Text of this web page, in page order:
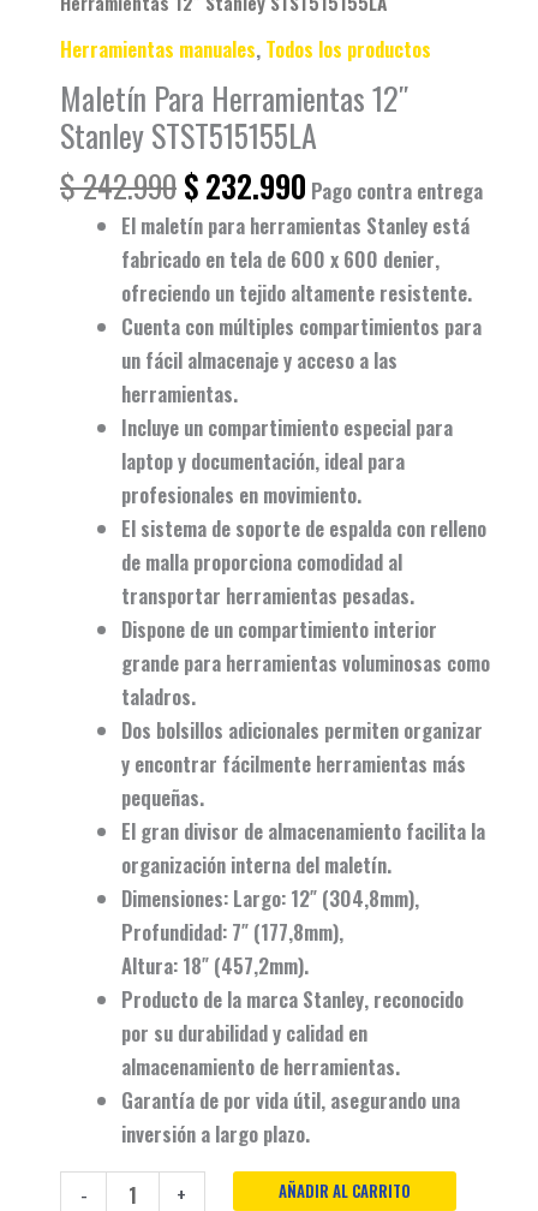
Herramientas manuales, Todos los productos
Maletín Para Herramientas 12″
Stanley STST515155LA
$242.990$232.990 Pago contra entrega
El maletín para herramientas Stanley está
fabricado en tela de 600 x 600 denier,
ofreciendo un tejido altamente resistente.
Cuenta con múltiples compartimientos para
un fácil almacenaje y acceso a las
herramientas.
Incluye un compartimiento especial para
laptop y documentación, ideal para
profesionales en movimiento.
El sistema de soporte de espalda con relleno
de malla proporciona comodidad al
transportar herramientas pesadas.
Dispone de un compartimiento interior
grande para herramientas voluminosas como
taladros.
Dos bolsillos adicionales permiten organizar
y encontrar fácilmente herramientas más
pequeñas.
El gran divisor de almacenamiento facilita la
organización interna del maletín.
Dimensiones: Largo: 12″ (304,8mm),
Profundidad: 7″ (177,8mm),
Altura: 18″ (457,2mm).
Producto de la marca Stanley, reconocido
por su durabilidad y calidad en
almacenamiento de herramientas.
Garantía de por vida útil, asegurando una
inversión a largo plazo.
- + AÑADIR AL CARRITO